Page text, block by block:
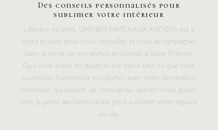
Des conseils personnalisés pour
sublimer votre intérieur
L'équipe de SARL GARNIER MATERIAUX ANCIENS est à
votre écoute pour vous conseiller et vous accompagner
dans le choix de vos portes anciennes à Saint-Étienne.
Que vous soyez en quête d'une pièce rare ou que vous
souhaitiez harmoniser vos portes avec votre décoration
intérieure, les experts de l'entreprise sauront vous guider
vers la porte ancienne idéale pour sublimer votre espace
de vie.